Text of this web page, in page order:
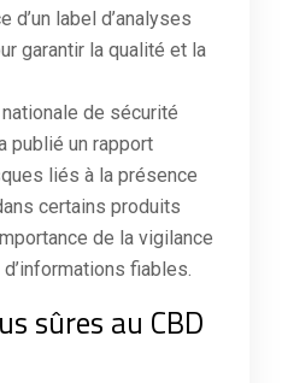
d’un label d’analyses
garantir la qualité et la
nationale de sécurité
publié un rapport
liés à la présence
certains produits
de la vigilance
fiables.
sûres au CBD